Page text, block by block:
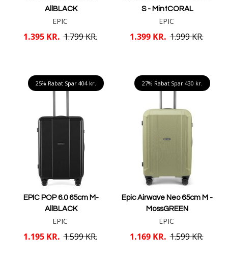
AllBLACK
EPIC
1.395 KR. 1.799 KR.
S - MintCORAL
EPIC
1.399 KR. 1.999 KR.
25% Rabat Spar 404 kr.
EPIC POP 6.0 65cm M-
AllBLACK
EPIC
1.195 KR. 1.599 KR.
27% Rabat Spar 430 kr.
Epic Airwave Neo 65cm M -
MossGREEN
EPIC
1.169 KR. 1.599 KR.